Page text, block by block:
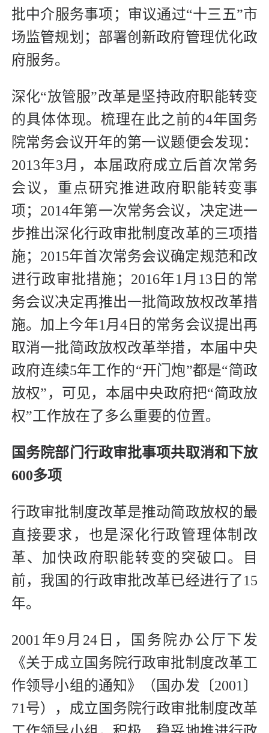
批中介服务事项；审议通过“十三五”市
场监管规划；部署创新政府管理优化政
府服务。
深化“放管服”改革是坚持政府职能转变
的具体体现。梳理在此之前的4年国务
院常务会议开年的第一议题便会发现：
2013年3月，本届政府成立后首次常务
会议，重点研究推进政府职能转变事
项；2014年第一次常务会议，决定进一
步推出深化行政审批制度改革的三项措
施；2015年首次常务会议确定规范和改
进行政审批措施；2016年1月13日的常
务会议决定再推出一批简政放权改革措
施。加上今年1月4日的常务会议提出再
取消一批简政放权改革举措，本届中央
政府连续5年工作的“开门炮”都是“简政
放权”，可见，本届中央政府把“简政放
权”工作放在了多么重要的位置。
国务院部门行政审批事项共取消和下放
600多项
行政审批制度改革是推动简政放权的最
直接要求，也是深化行政管理体制改
革、加快政府职能转变的突破口。目
前，我国的行政审批改革已经进行了15
年。
2001年9月24日，国务院办公厅下发
《关于成立国务院行政审批制度改革工
作领导小组的通知》（国办发〔2001〕
71号），成立国务院行政审批制度改革